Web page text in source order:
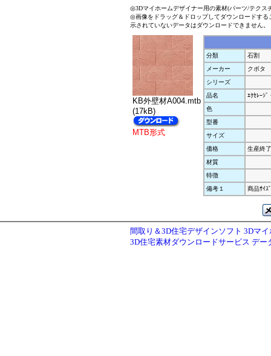
◎3Dマイホームデザイナー用の素材(パーツ/テクス
◎画像をドラッグ＆ドロップしてダウンロードす
示されていないデータはダウンロードできません。
KB外壁材A004.mtb
(17kB)
MTB形式
分類
石割
メーカー
クボタ
シリーズ
品名
ｴｸｾﾚｰｼﾞ
色
型番
サイズ
価格
生産終了
材質
特徴
備考１
商品ｻｲｽ
間取り＆3D住宅デザインソフト 3Dマ
3D住宅素材ダウンロードサービス デー